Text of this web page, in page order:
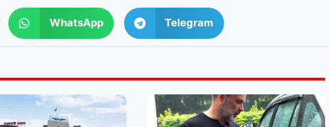
WhatsApp Telegram